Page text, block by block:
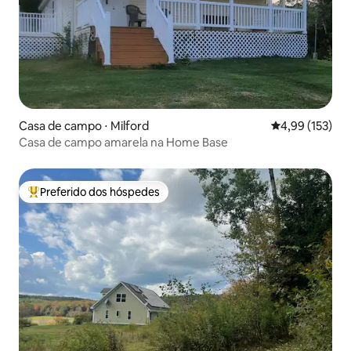
Casa de campo ⋅ Milford 4,99 de uma
4,99 (153)
Casa de campo amarela na Home Base
Entre os melhores preferidos dos hóspedes
Preferido dos hóspedes